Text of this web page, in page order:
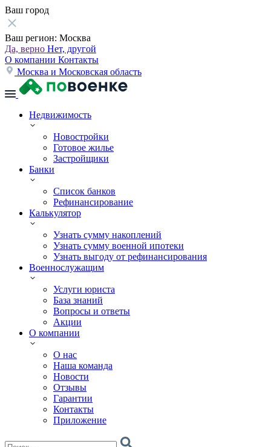
Ваш город
Ваш регион: Москва
Да, верно Нет, другой
О компании Контакты
Москва и Московская область
Недвижимость
Новостройки
Готовое жилье
Застройщики
Банки
Список банков
Рефинансирование
Калькулятор
Узнать сумму накоплений
Узнать сумму военной ипотеки
Узнать выгоду от рефинансирования
Военнослужащим
Услуги юриста
База знаний
Вопросы и ответы
Акции
О компании
О нас
Наша команда
Новости
Отзывы
Гарантии
Контакты
Приложение